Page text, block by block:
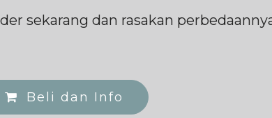
sekarang dan rasakan
Beli dan Info